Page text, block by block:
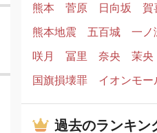
熊本
菅原 日向坂
賀
熊本地震
五百城 一ノ
咲月
冨里 奈央
茉央
国旗損壊罪
イオンモー
過去のランキン